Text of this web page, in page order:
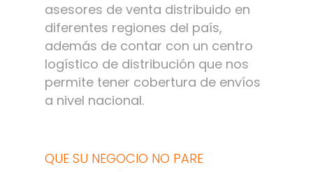
asesores de venta distribuido en
diferentes regiones del país,
además de contar con un centro
logístico de distribución que nos
permite tener cobertura de envíos
a nivel nacional.
QUE SU NEGOCIO NO PARE